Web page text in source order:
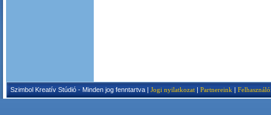
Szimbol Kreatív Stúdió - Minden jog fenntartva | Jogi nyilatkozat | Partnereink |